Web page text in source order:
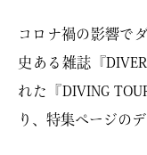
コロナ禍の影響で
史ある雑誌『
れた『DIVING
り、特集ページの